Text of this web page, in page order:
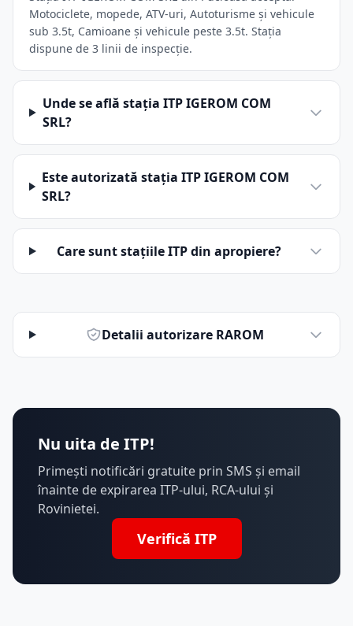
Motociclete, mopede, ATV-uri, Autoturisme și vehicule
sub 3.5t, Camioane și vehicule peste 3.5t. Stația
dispune de 3 linii de inspecție.
Unde se află stația ITP IGEROM COM
SRL?
Este autorizată stația ITP IGEROM COM
SRL?
Care sunt stațiile ITP din apropiere?
Detalii autorizare RAROM
Nu uita de ITP!
Primești notificări gratuite prin SMS și email
înainte de expirarea ITP-ului, RCA-ului și
Rovinietei.
Verifică ITP